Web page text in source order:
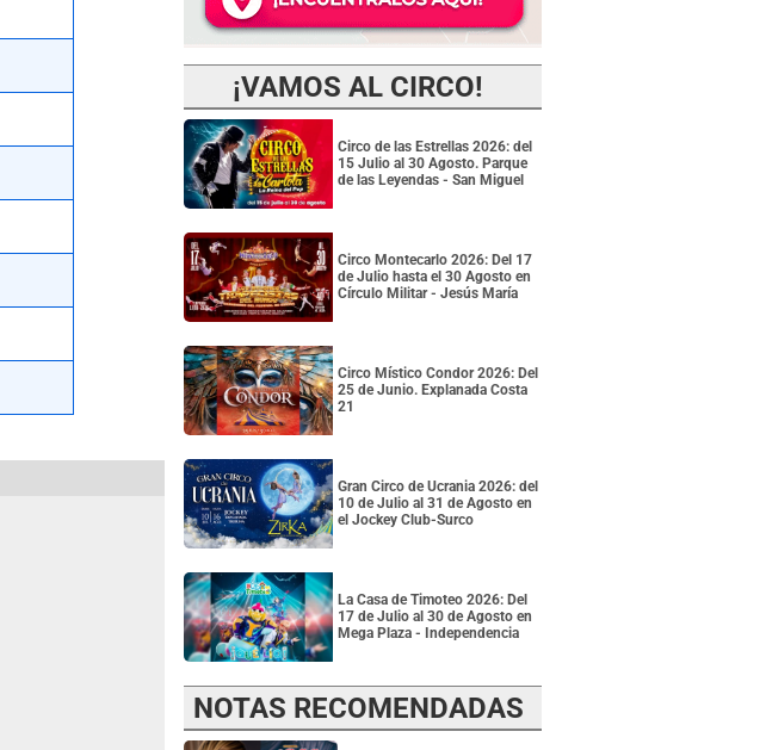
¡VAMOS AL CIRCO!
Circo de las Estrellas 2026: del
15 Julio al 30 Agosto. Parque
de las Leyendas - San Miguel
Circo Montecarlo 2026: Del 17
de Julio hasta el 30 Agosto en
Círculo Militar - Jesús María
Circo Místico Condor 2026: Del
25 de Junio. Explanada Costa
21
Gran Circo de Ucrania 2026: del
10 de Julio al 31 de Agosto en
el Jockey Club-Surco
La Casa de Timoteo 2026: Del
17 de Julio al 30 de Agosto en
Mega Plaza - Independencia
NOTAS RECOMENDADAS